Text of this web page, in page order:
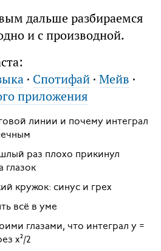
дальше разбираемся
и с производной.
· Спотифай· Мейв ·
приложения
линии и почему интеграл
раз плохо прикинул
глазок
кружок: синус и грех
всё в уме
глазами, что интеграл y =
x²/2